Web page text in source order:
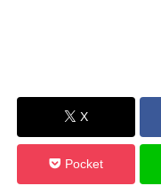
X
Pocket